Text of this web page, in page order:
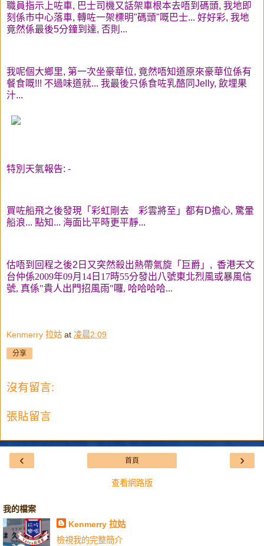
職員指示上咗車, 巴士司機又話架車根本去唔到碼頭, 我地即
刻係市中心落車, 轉咗一架標明"碼頭"嘅巴士... 好好彩, 我地
竟然係最後5分鐘到達, 否則...
我呢個大鄉里, 第一次坐豪華位, 竟然唔知道原來豪華位係有
餐食嘅!!! 不過味道就... 我最後只係食咗乳酪同Jelly, 飲埋果
汁...
特別天氣報告: -
買咗船飛之後發現「彩虹剛去 彩雲將至」都有D擔心, 驚暈
船浪... 點知... 海面比平時更平靜...
估唔到回程之後2日又突然殺出熱帶氣旋「巨爵」, 香港天文
台仲係2009年09月14日17時55分發出八號東北烈風或暴風信
號, 真係"貴人出門招風雨"囉, 哈哈哈哈...
Kenmerry 拉姑 at 凌晨2:09
分享
沒有留言:
張貼留言
‹ ›
首頁
查看網路版
我的檔案
Kenmerry 拉姑
檢視我的完整簡介